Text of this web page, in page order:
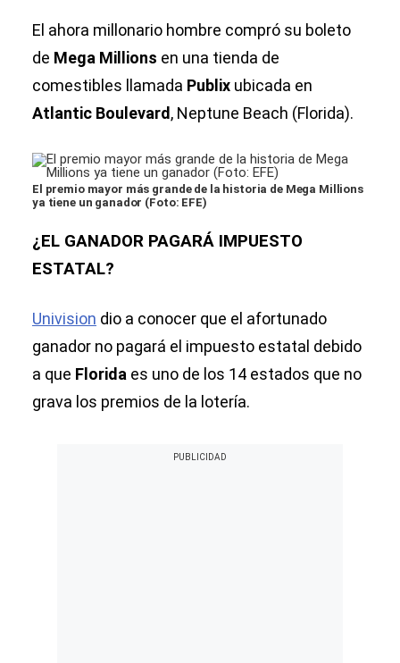
El ahora millonario hombre compró su boleto
de Mega Millions en una tienda de
comestibles llamada Publix ubicada en
Atlantic Boulevard, Neptune Beach (Florida).
El premio mayor más grande de la historia de Mega Millions
ya tiene un ganador (Foto: EFE)
¿EL GANADOR PAGARÁ IMPUESTO
ESTATAL?
Univision dio a conocer que el afortunado
ganador no pagará el impuesto estatal debido
a que Florida es uno de los 14 estados que no
grava los premios de la lotería.